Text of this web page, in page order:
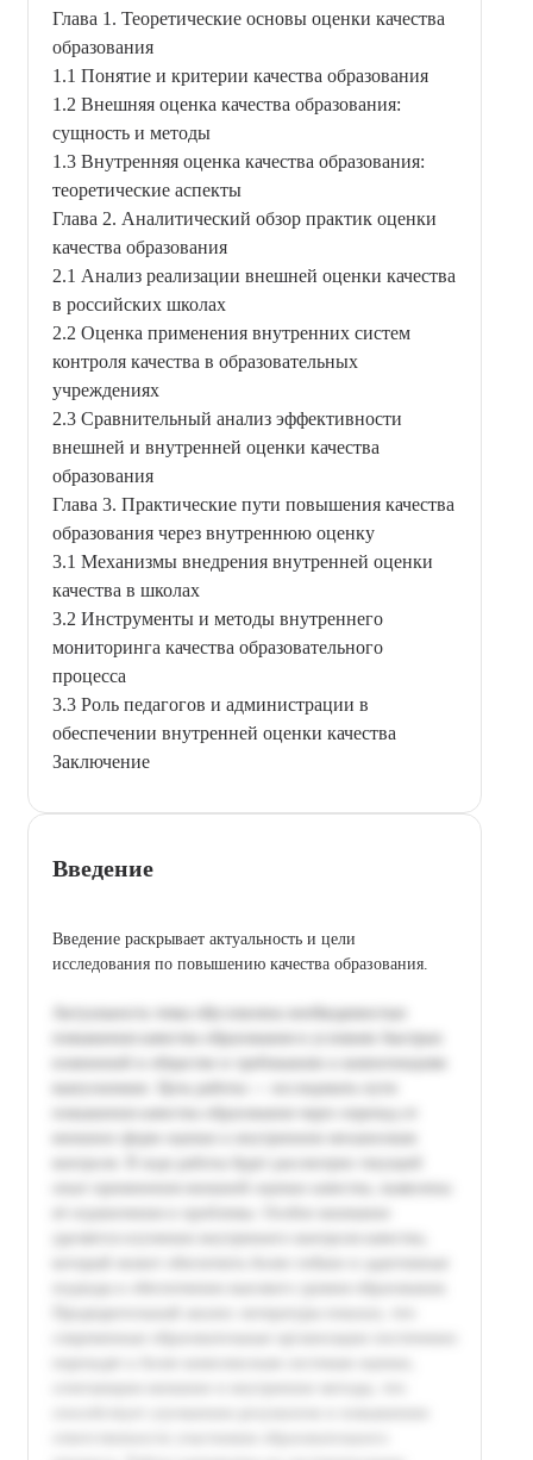
Глава 1. Теоретические основы оценки качества
образования
1.1 Понятие и критерии качества образования
1.2 Внешняя оценка качества образования:
сущность и методы
1.3 Внутренняя оценка качества образования:
теоретические аспекты
Глава 2. Аналитический обзор практик оценки
качества образования
2.1 Анализ реализации внешней оценки качества
в российских школах
2.2 Оценка применения внутренних систем
контроля качества в образовательных
учреждениях
2.3 Сравнительный анализ эффективности
внешней и внутренней оценки качества
образования
Глава 3. Практические пути повышения качества
образования через внутреннюю оценку
3.1 Механизмы внедрения внутренней оценки
качества в школах
3.2 Инструменты и методы внутреннего
мониторинга качества образовательного
процесса
3.3 Роль педагогов и администрации в
обеспечении внутренней оценки качества
Заключение
Введение
Введение раскрывает актуальность и цели
исследования по повышению качества образования.